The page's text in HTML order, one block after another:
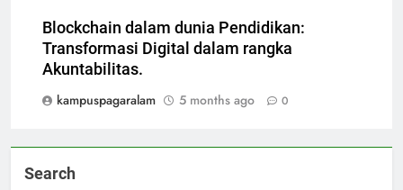
Blockchain dalam dunia Pendidikan:
Transformasi Digital dalam rangka
Akuntabilitas.
kampuspagaralam
5 months ago 0
Search